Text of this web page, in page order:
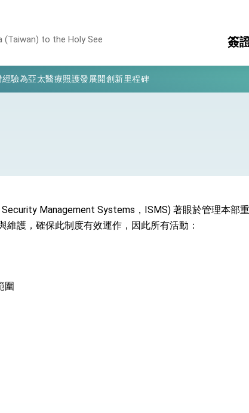
(Taiwan) to the Holy See 簽
護
簽
驗為亞太醫療照護發展開創新里程碑
向世界 盼與理念相近國家共同維護國際秩序
問
家邁出合作第一步
性突破 總統強調將以3大面向加速臺灣經濟轉型升級 籲請立
界 需要台灣，團結合作方能守護繁榮
臺美合作三大戰略方向 盼與民主夥伴共同引領 下一個世代的
印太安全局勢，籲深化台印尼半導體供應鏈合作
合作夥伴
Management Systems，ISMS) 著眼於管理本部
護，確保此制度有效運作，因此所有活動：
圍